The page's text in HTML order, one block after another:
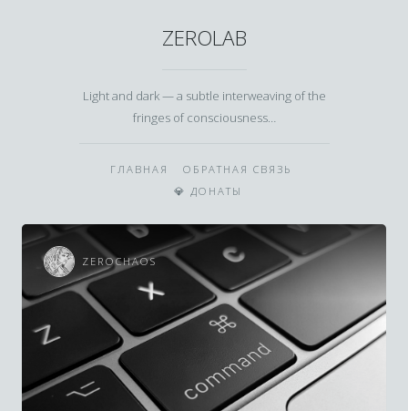
ZEROLAB
Light and dark — a subtle interweaving of the
fringes of consciousness…
ГЛАВНАЯ
ОБРАТНАЯ СВЯЗЬ
💎 ДОНАТЫ
ZEROCHAOS